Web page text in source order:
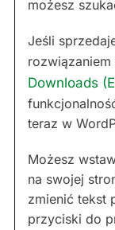
możesz
Jeśli
Downloads
teraz w
Możesz
na swojej
zmienić tekst
przyciski do